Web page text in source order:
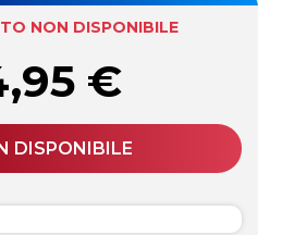
NON DISPONIBILE
€
DISPONIBILE